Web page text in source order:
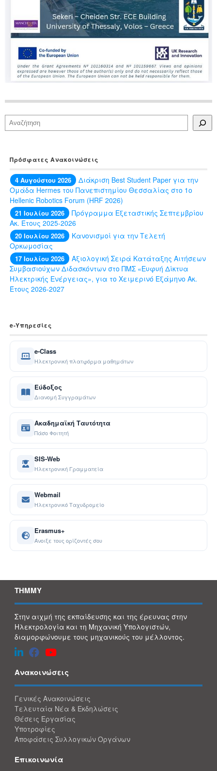
Αναζήτηση
Πρόσφατες Ανακοινώσεις
4 Αυγούστου 2026
Διάκριση Best Student Paper για την
Ομάδα Hermes του Πανεπιστημίου Θεσσαλίας στο 1ο
Hellenic Robotics Forum (HRF 2026)
21 Ιουλίου 2026
Πρόγραμμα Εξεταστικής Σεπτεμβρίου
Ακ. Έτους 2025-2026
20 Ιουλίου 2026
Κανονισμοί για την Τελετή
Ορκωμοσίας
17 Ιουλίου 2026
Αξιολογική Σειρά Κατάταξης Αιτήσεων
Συμβασιούχων Διδασκόντων στο ΠΜΣ «Ευφυή Δίκτυα
Ηλεκτρικής Ενέργειας», για το Χειμερινό Εξάμηνο Ακ.
Έτους 2026-2027
e-Yπηρεσίες
e-Class
Ηλεκτρονική πλατφόρμα μαθημάτων
Εύδοξος
Διανομή Συγγραμάτων
Ακαδημαϊκή Ταυτότητα
Πάσο Φοιτητή
SIS-Web
Ηλεκτρονική Γραμματεία
Webmail
Ηλεκτρονικό Ταχυδρομείο
Erasmus+
Άνοιξε τους ορίζοντές σου
ΤΗΜΜΥ
Στην αιχμή της εκπαίδευσης και της έρευνας στην
Ηλεκτρολογία και τη Μηχανική Υπολογιστών,
διαμορφώνουμε τους μηχανικούς του μέλλοντος.
Ανακοινώσεις
Γενικές Ανακοινώσεις
Τελευταία Νέα & Εκδηλώσεις
Θέσεις Εργασίας
Υποτροφίες
Αποφάσεις Συλλογικών Οργάνων
Επικοινωνία